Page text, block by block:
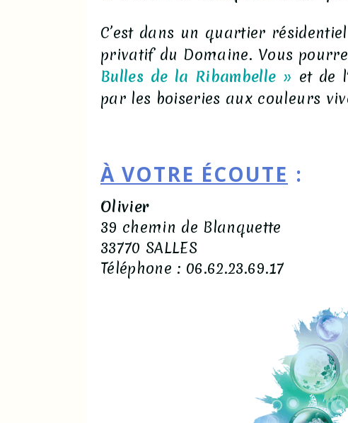
C’est dans un quartier
privatif du Domaine. Vous
Bulles de la Ribambelle » et de
par les boiseries aux couleurs
À VOTRE ÉCOUTE :
Olivier
39 chemin de Blanquette
33770 SALLES
Téléphone : 06.62.23.69.17